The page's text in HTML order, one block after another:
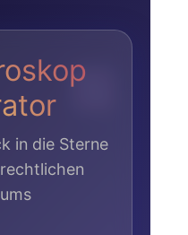
in die Sterne